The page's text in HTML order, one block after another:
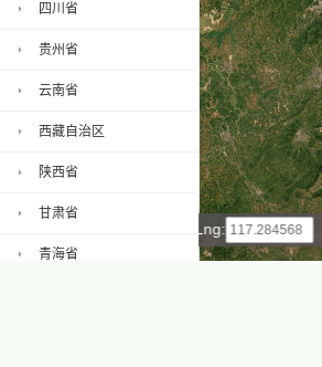
四川省
贵州省
云南省
西藏自治区
陕西省
甘肃省
青海省
Lng: